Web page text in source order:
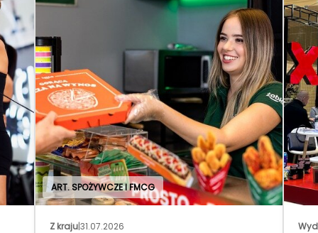
ART. SPOŻYWCZE I FMCG
Z kraju|31.07.2026